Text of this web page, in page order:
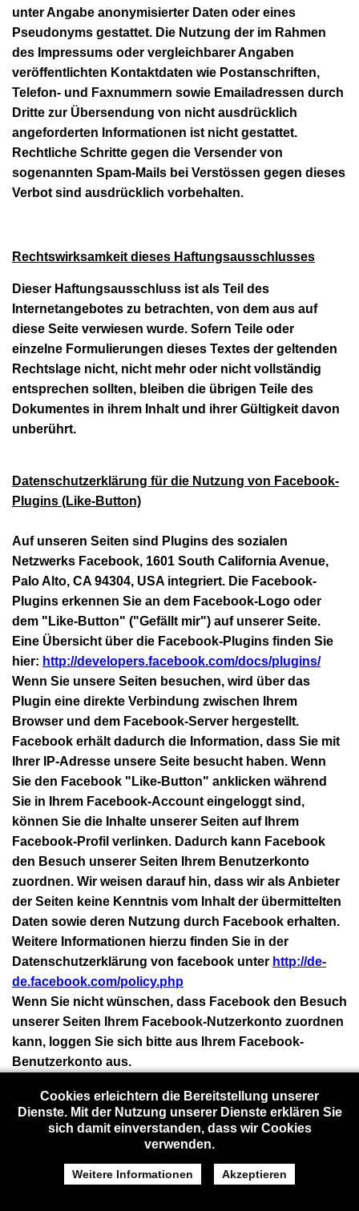
unter Angabe anonymisierter Daten oder eines
Pseudonyms gestattet. Die Nutzung der im Rahmen
des Impressums oder vergleichbarer Angaben
veröffentlichten Kontaktdaten wie Postanschriften,
Telefon- und Faxnummern sowie Emailadressen durch
Dritte zur Übersendung von nicht ausdrücklich
angeforderten Informationen ist nicht gestattet.
Rechtliche Schritte gegen die Versender von
sogenannten Spam-Mails bei Verstössen gegen dieses
Verbot sind ausdrücklich vorbehalten.
Rechtswirksamkeit dieses Haftungsausschlusses
Dieser Haftungsausschluss ist als Teil des
Internetangebotes zu betrachten, von dem aus auf
diese Seite verwiesen wurde. Sofern Teile oder
einzelne Formulierungen dieses Textes der geltenden
Rechtslage nicht, nicht mehr oder nicht vollständig
entsprechen sollten, bleiben die übrigen Teile des
Dokumentes in ihrem Inhalt und ihrer Gültigkeit davon
unberührt.
Datenschutzerklärung für die Nutzung von Facebook-
Plugins (Like-Button)
Auf unseren Seiten sind Plugins des sozialen
Netzwerks Facebook, 1601 South California Avenue,
Palo Alto, CA 94304, USA integriert. Die Facebook-
Plugins erkennen Sie an dem Facebook-Logo oder
dem "Like-Button" ("Gefällt mir") auf unserer Seite.
Eine Übersicht über die Facebook-Plugins finden Sie
hier: http://developers.facebook.com/docs/plugins/
Wenn Sie unsere Seiten besuchen, wird über das
Plugin eine direkte Verbindung zwischen Ihrem
Browser und dem Facebook-Server hergestellt.
Facebook erhält dadurch die Information, dass Sie mit
Ihrer IP-Adresse unsere Seite besucht haben. Wenn
Sie den Facebook "Like-Button" anklicken während
Sie in Ihrem Facebook-Account eingeloggt sind,
können Sie die Inhalte unserer Seiten auf Ihrem
Facebook-Profil verlinken. Dadurch kann Facebook
den Besuch unserer Seiten Ihrem Benutzerkonto
zuordnen. Wir weisen darauf hin, dass wir als Anbieter
der Seiten keine Kenntnis vom Inhalt der übermittelten
Daten sowie deren Nutzung durch Facebook erhalten.
Weitere Informationen hierzu finden Sie in der
Datenschutzerklärung von facebook unter http://de-
de.facebook.com/policy.php
Wenn Sie nicht wünschen, dass Facebook den Besuch
unserer Seiten Ihrem Facebook-Nutzerkonto zuordnen
kann, loggen Sie sich bitte aus Ihrem Facebook-
Benutzerkonto aus.
Streitschlichtung
Die Europäische Kommission stellt eine Plattform zur
Online-Streitbelegung (OS)
http://ec.europa.eu/consumers/odr/
Cookies erleichtern die Bereitstellung unserer
Dienste. Mit der Nutzung unserer Dienste erklären Sie
sich damit einverstanden, dass wir Cookies
verwenden.
Weitere Informationen Akzeptieren